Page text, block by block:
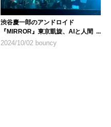
渋谷慶一郎のアンドロイド
『MIRROR』東京凱旋、AIと人間の
全く新しいオーケストラの姿
2024/10/02 bouncy